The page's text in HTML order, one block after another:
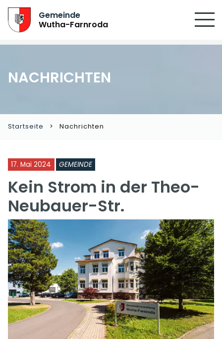
Gemeinde
Wutha-Farnroda
NACHRICHTEN
Startseite Nachrichten
17. Mai 2024 GEMEINDE
Kein Strom in der Theo-
Neubauer-Str.